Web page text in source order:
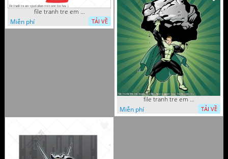
file tranh tre em nguoi nhen mam non tieu hoc 1
Miễn phí
TẢI VỀ
file tranh tre em mam non tieu hoc supper man toi thuong 35
Miễn phí
TẢI VỀ